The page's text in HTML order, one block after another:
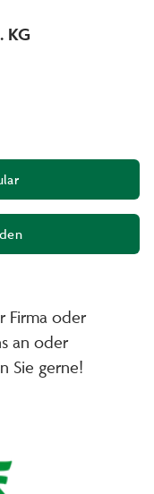
KG
neuem Fenster)
Firma oder
an oder
Sie gerne!